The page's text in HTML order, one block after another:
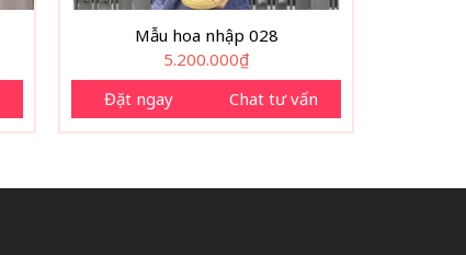
Mẫu hoa nhập 028
5.200.000₫
Đặt ngay
Chat tư vấn